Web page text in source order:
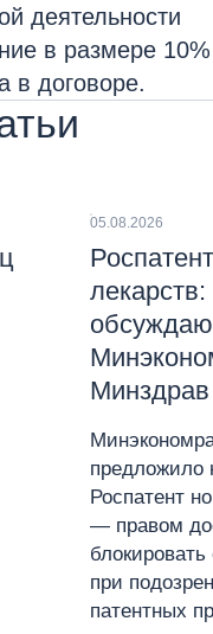
деятельности
в размере 10%
в договоре.
05.08.2026
лекарств:
Минздрав
предложило
Роспатент
— правом
блокировать
при
патентных